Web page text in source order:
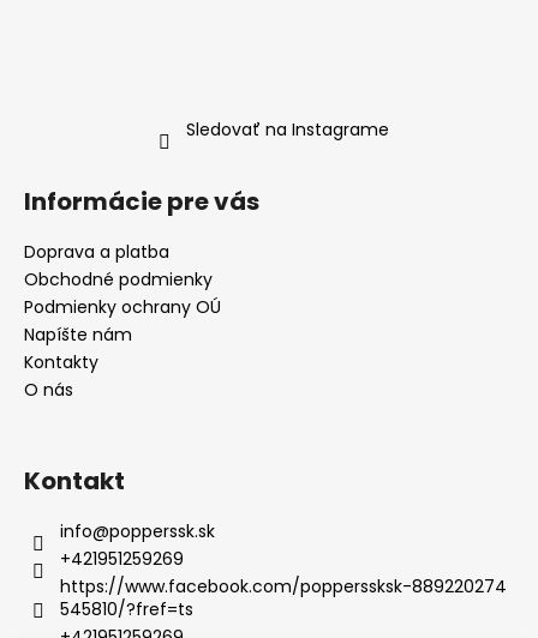
Sledovať na Instagrame
Informácie pre vás
Doprava a platba
Obchodné podmienky
Podmienky ochrany OÚ
Napíšte nám
Kontakty
O nás
Kontakt
info@popperssk.sk
+421951259269
https://www.facebook.com/popperssksk-889220274
545810/?fref=ts